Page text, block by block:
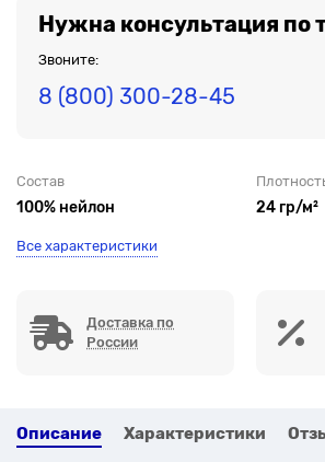
Нужна консультация по
Звоните:
8 (800) 300-28-45
Состав
100% нейлон 24 гр/м²
Все характеристики
Доставка по
России
Описание Характеристики